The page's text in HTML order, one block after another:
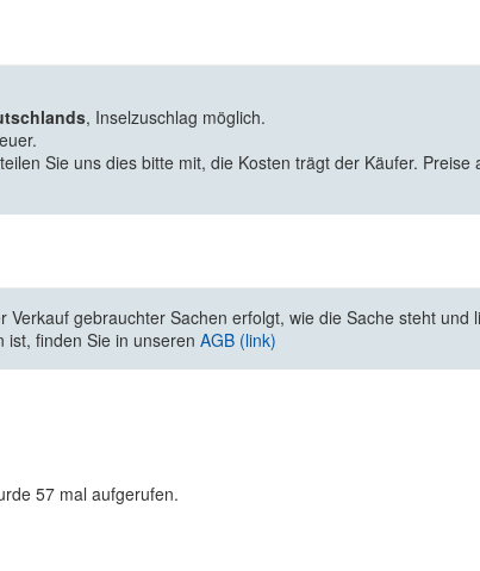
, Inselzuschlag möglich.
Sie uns dies bitte mit, die Kosten trägt der Käufer. Preise
gebrauchter Sachen erfolgt, wie die Sache steht und
finden Sie in unseren AGB (link)
57 mal aufgerufen.